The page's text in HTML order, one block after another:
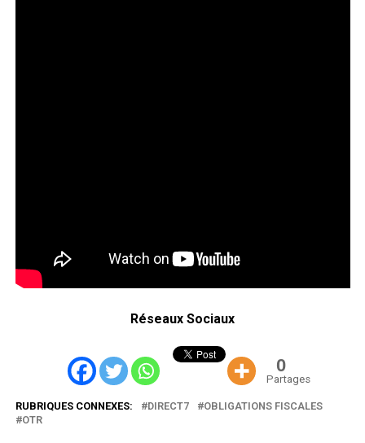
Réseaux Sociaux
0
Partages
RUBRIQUES CONNEXES: DIRECT7
OBLIGATIONS FISCALES
OTR